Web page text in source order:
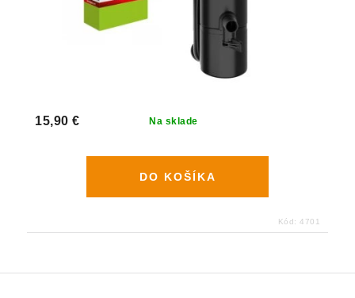
Na sklade
15,90 €
DO KOŠÍKA
Kód: 4701